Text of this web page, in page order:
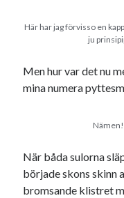
Här har jag förvisso en
ju
Men hur var det nu
mina numera
När båda sulorna
började skons skinn
bromsande klistret